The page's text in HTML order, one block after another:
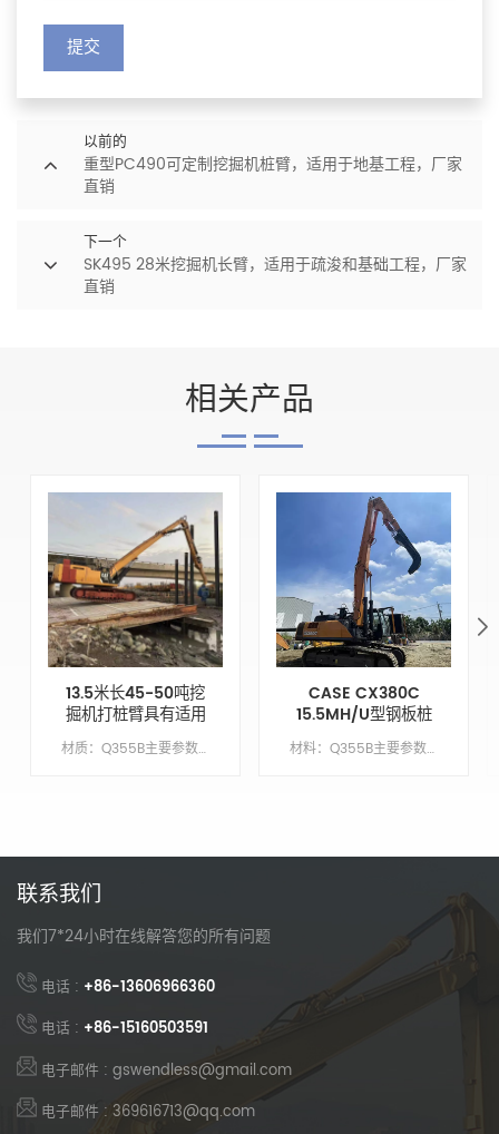
提交
以前的
重型PC490可定制挖掘机桩臂，适用于地基工程，厂家
直销
下一个
SK495 28米挖掘机长臂，适用于疏浚和基础工程，厂家
直销
相关产品
13.5米长45-50吨挖
掘机打桩臂具有适用
于Cat350的打桩深
度 材质：Q355B主要参数模型CAT350动臂长度9.6M臂长4.2米锤头臂XM手臂油缸类型外贸类型（国外）配重X吨
CASE CX380C
15.5MH/U型钢板桩
围堰驱动臂 材料：Q355B主要参数模型CX380C繁荣长度10.5 米臂长5米臂缸类型外贸类型（外国）配重7吨
联系我们
我们7*24小时在线解答您的所有问题
电话 : +86-13606966360
电话 : +86-15160503591
电子邮件 : gswendless@gmail.com
电子邮件 : 369616713@qq.com